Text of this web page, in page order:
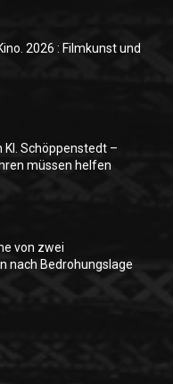
2026 : Filmkunst und
Kl. Schöppenstedt –
müssen helfen
von zwei
nach Bedrohungslage